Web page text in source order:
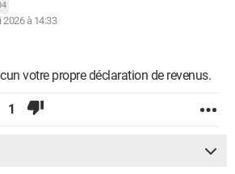
à 14:33
votre propre déclaration de revenus.
1